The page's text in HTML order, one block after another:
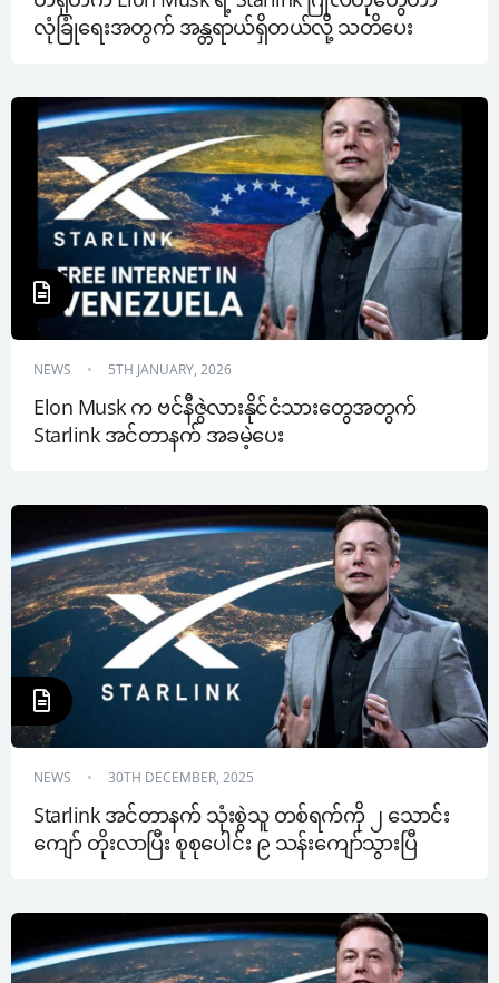
လုံခြုံရေးအတွက် အန္တရာယ်ရှိတယ်လို့ သတိပေး
NEWS 5TH JANUARY, 2026
Elon Musk က ဗင်နီဇွဲလားနိုင်ငံသားတွေအတွက်
Starlink အင်တာနက် အခမဲ့ပေး
NEWS 30TH DECEMBER, 2025
Starlink အင်တာနက် သုံးစွဲသူ တစ်ရက်ကို ၂ သောင်း
ကျော် တိုးလာပြီး စုစုပေါင်း ၉ သန်းကျော်သွားပြီ